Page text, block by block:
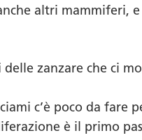
altri mammiferi,
zanzare che ci
c’è poco da
è il primo